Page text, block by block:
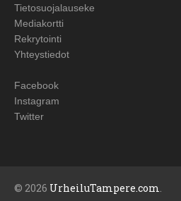
Tietosuojalauseke
Mediakortti
Rekrytointi
Yhteystiedot
Facebook
Instagram
Twitter
© 2026 UrheiluTampere.com.